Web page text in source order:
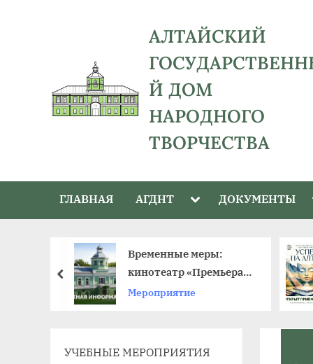
АЛТАЙСКИЙ
Й ДОМ
НАРОДНОГО
ТВОРЧЕСТВА
656043,
Алтайский
край,
Барнаул,
Ползунова,
mail:
ГЛАВНАЯ АГДНТ Toggle
menu
ДОКУМЕНТЫ
Временные меры:
кинотеатр «Премьера»
приостанавливает
Мероприятие
пред
УЧЕБНЫЕ МЕРОПРИЯТИЯ